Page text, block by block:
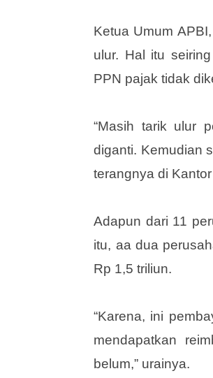
Ketua Umum
ulur. Hal itu
PPN pajak tidak
“Masih tarik ulur
diganti. Kemudian
terangnya di
Adapun dari 11
itu, aa dua
Rp 1,5 triliun.
“Karena, ini
mendapatkan
belum,” urainya.